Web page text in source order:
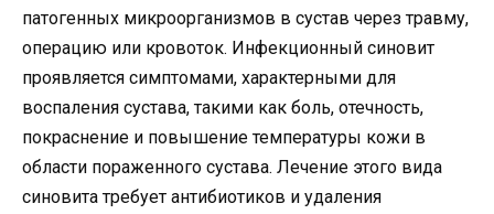
патогенных микроорганизмов в сустав через травму,
операцию или кровоток. Инфекционный синовит
проявляется симптомами, характерными для
воспаления сустава, такими как боль, отечность,
покраснение и повышение температуры кожи в
области пораженного сустава. Лечение этого вида
синовита требует антибиотиков и удаления